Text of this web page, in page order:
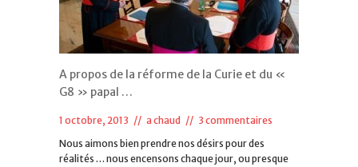
A propos de la réforme de la Curie et du «
G8 » papal …
1 octobre, 2013 // a chaud // 3 commentaires
Nous aimons bien prendre nos désirs pour des
réalités … nous encensons chaque jour, ou presque